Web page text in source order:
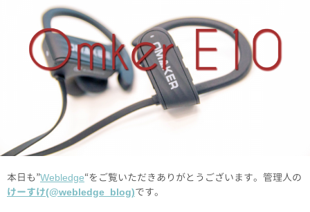
本日も”Webledge“をご覧いただきありがとうございます。管理人の
けーすけ(@webledge_blog)です。